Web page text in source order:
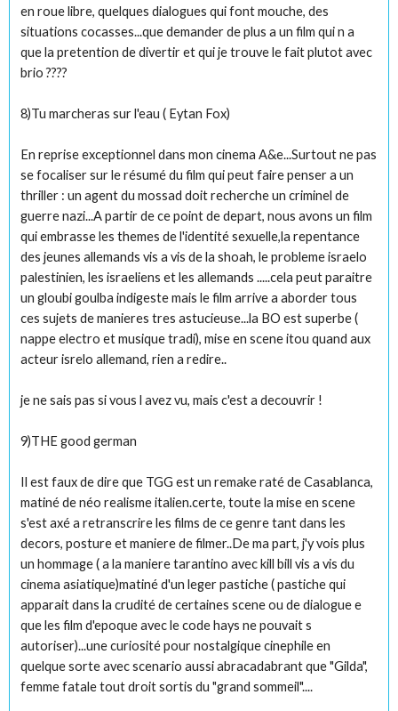
en roue libre, quelques dialogues qui font mouche, des
situations cocasses...que demander de plus a un film qui n a
que la pretention de divertir et qui je trouve le fait plutot avec
brio ????
8)Tu marcheras sur l'eau ( Eytan Fox)
En reprise exceptionnel dans mon cinema A&e...Surtout ne pas
se focaliser sur le résumé du film qui peut faire penser a un
thriller : un agent du mossad doit recherche un criminel de
guerre nazi...A partir de ce point de depart, nous avons un film
qui embrasse les themes de l'identité sexuelle,la repentance
des jeunes allemands vis a vis de la shoah, le probleme israelo
palestinien, les israeliens et les allemands .....cela peut paraitre
un gloubi goulba indigeste mais le film arrive a aborder tous
ces sujets de manieres tres astucieuse...la BO est superbe (
nappe electro et musique tradi), mise en scene itou quand aux
acteur isrelo allemand, rien a redire..
je ne sais pas si vous l avez vu, mais c'est a decouvrir !
9)THE good german
Il est faux de dire que TGG est un remake raté de Casablanca,
matiné de néo realisme italien.certe, toute la mise en scene
s'est axé a retranscrire les films de ce genre tant dans les
decors, posture et maniere de filmer..De ma part, j'y vois plus
un hommage ( a la maniere tarantino avec kill bill vis a vis du
cinema asiatique)matiné d'un leger pastiche ( pastiche qui
apparait dans la crudité de certaines scene ou de dialogue e
que les film d'epoque avec le code hays ne pouvait s
autoriser)...une curiosité pour nostalgique cinephile en
quelque sorte avec scenario aussi abracadabrant que "Gilda",
femme fatale tout droit sortis du "grand sommeil"....